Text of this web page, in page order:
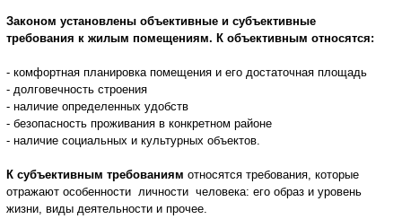
Законом установлены объективные и субъективные
требования к жилым помещениям. К объективным относятся:
- комфортная планировка помещения и его достаточная площадь
- долговечность строения
- наличие определенных удобств
- безопасность проживания в конкретном районе
- наличие социальных и культурных объектов.
К субъективным требованиям относятся требования, которые
отражают особенности личности человека: его образ и уровень
жизни, виды деятельности и прочее.